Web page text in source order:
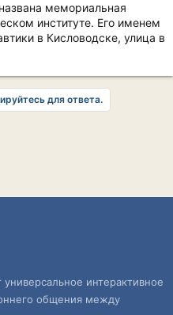
мемориальная
институте. Его именем
в Кисловодске, улица в
для ответа.
интерактивное
общения между